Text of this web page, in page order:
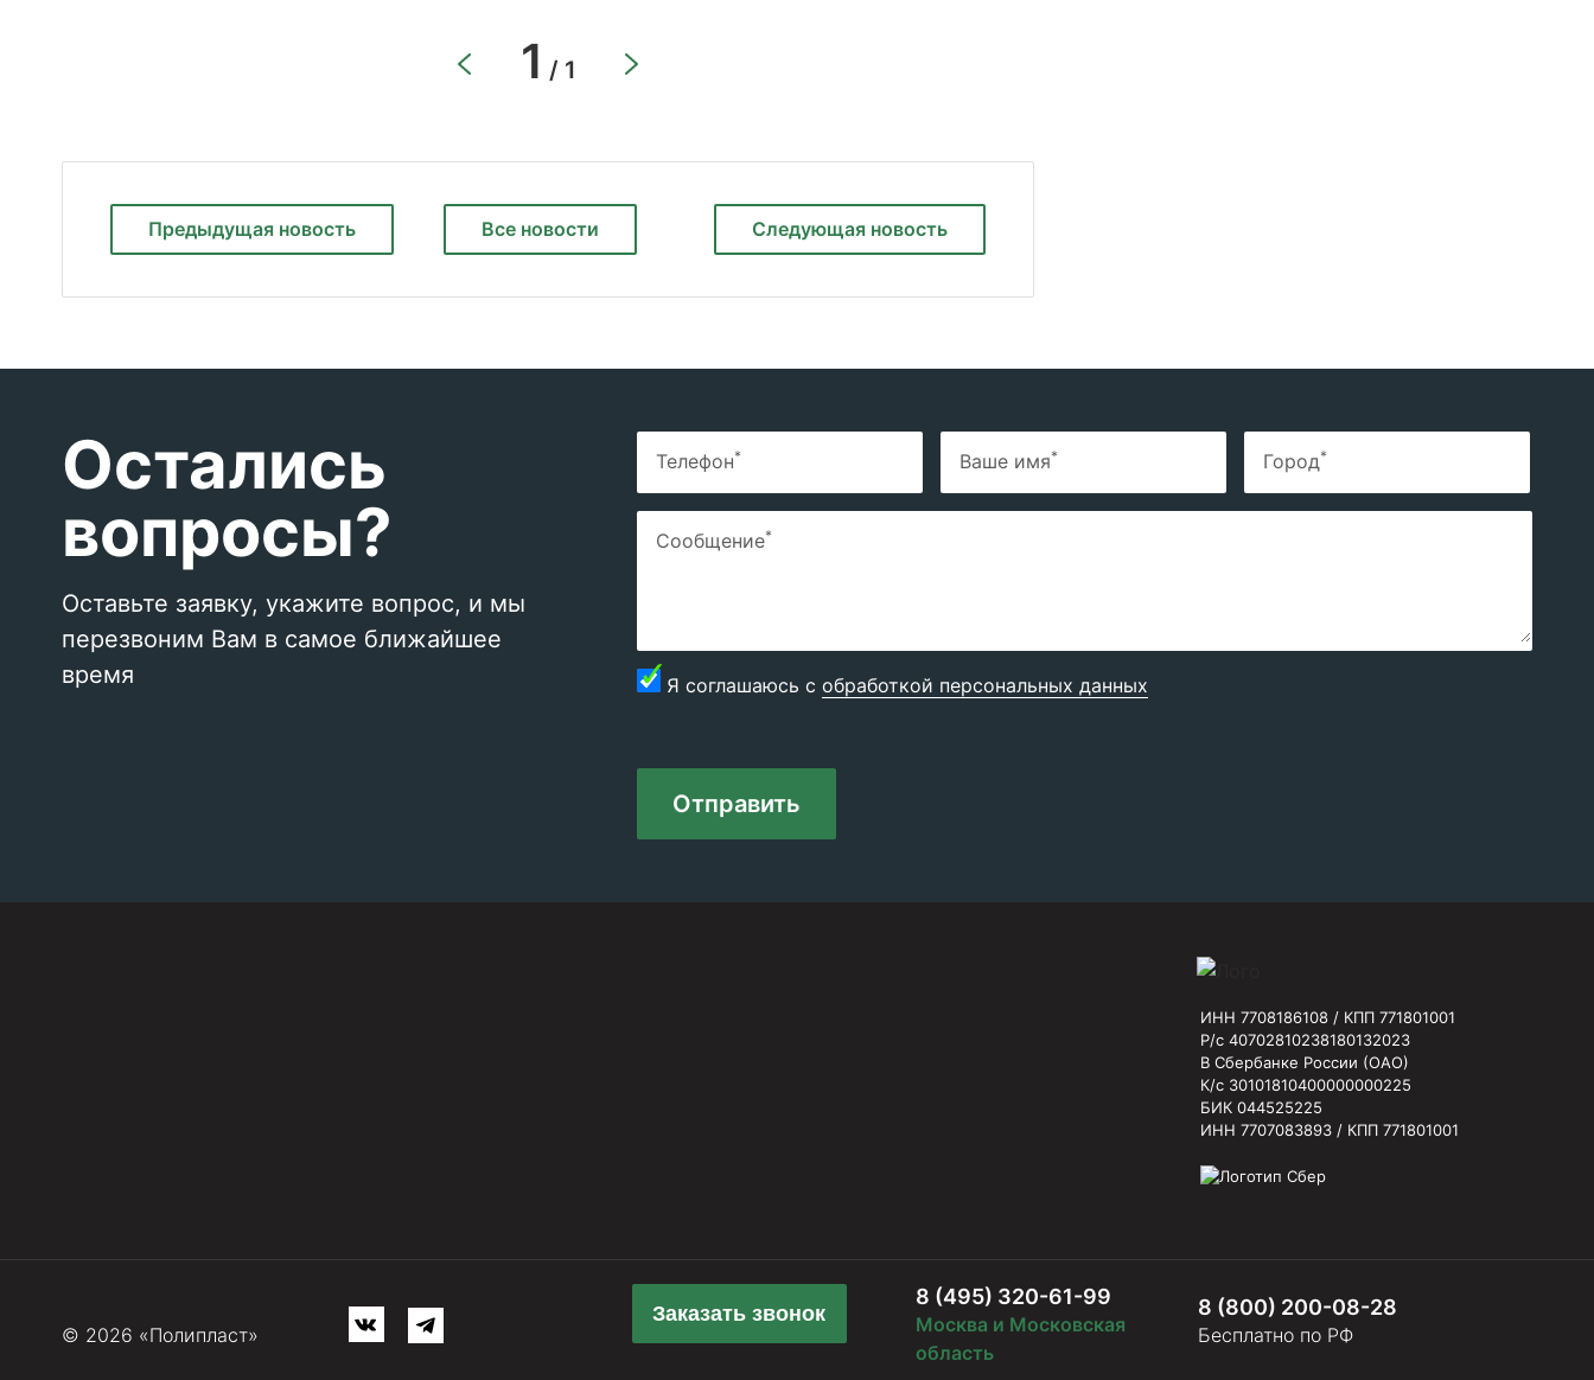
1 / 1
Предыдущая новость Следующая новость
Все новости
Остались
вопросы?
Оставьте заявку, укажите вопрос, и мы
перезвоним Вам в самое ближайшее
время
Телефон* Ваше имя* Город*
Сообщение*
Я соглашаюсь с обработкой персональных данных
Отправить
ИНН 7708186108 / КПП 771801001
Р/с 40702810238180132023
В Сбербанке России (ОАО)
К/с 30101810400000000225
БИК 044525225
ИНН 7707083893 / КПП 771801001
8 (800) 200-08-28
Бесплатно по РФ
8 (495) 320-61-99
Москва и Московская
область
Заказать звонок
© 2026 «Полипласт»